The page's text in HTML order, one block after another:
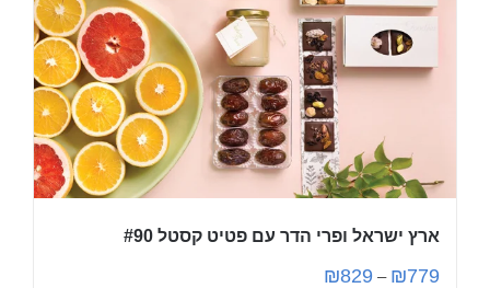
ארץ ישראל ופרי הדר עם פטיט קסטל #90
₪779
–
₪829